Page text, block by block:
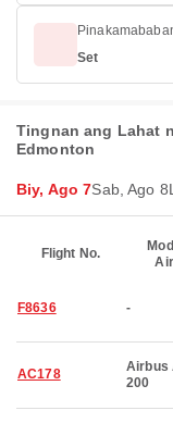
Set
Tingnan ang Lahat
Edmonton
Biy, Ago 7Sab, Ago 8
Flight No.
F8636 -
AC178
Airbus
200